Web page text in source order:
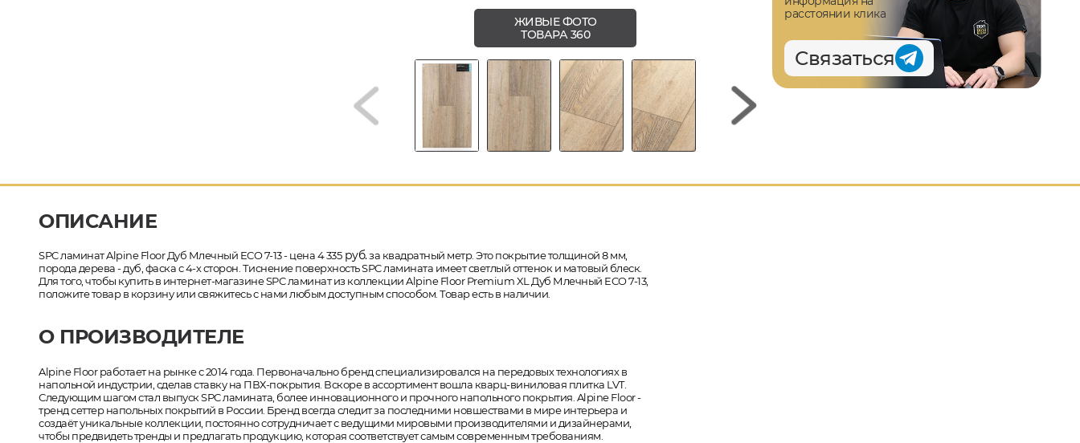
ЖИВЫЕ ФОТО
ТОВАРА 360
расстоянии клика
Связаться
ОПИСАНИЕ
SPC ламинат Alpine Floor Дуб Млечный ECO 7-13 - цена 4 335руб.за квадратный метр. Это покрытие толщиной 8 мм,
порода дерева - дуб, фаска с 4-х сторон. Тиснение поверхность SPC ламината имеет светлый оттенок и матовый блеск.
Для того, чтобы купить в интернет-магазине SPC ламинат из коллекции Alpine Floor Premium XL Дуб Млечный ECO 7-13,
положите товар в корзину или свяжитесь с нами любым доступным способом. Товар есть в наличии.
О ПРОИЗВОДИТЕЛЕ
Alpine Floor работает на рынке с 2014 года. Первоначально бренд специализировался на передовых технологиях в
напольной индустрии, сделав ставку на ПВХ-покрытия. Вскоре в ассортимент вошла кварц-виниловая плитка LVT.
Следующим шагом стал выпуск SPC ламината, более инновационного и прочного напольного покрытия. Alpine Floor -
тренд сеттер напольных покрытий в России. Бренд всегда следит за последними новшествами в мире интерьера и
создаёт уникальные коллекции, постоянно сотрудничает с ведущими мировыми производителями и дизайнерами,
чтобы предвидеть тренды и предлагать продукцию, которая соответствует самым современным требованиям.